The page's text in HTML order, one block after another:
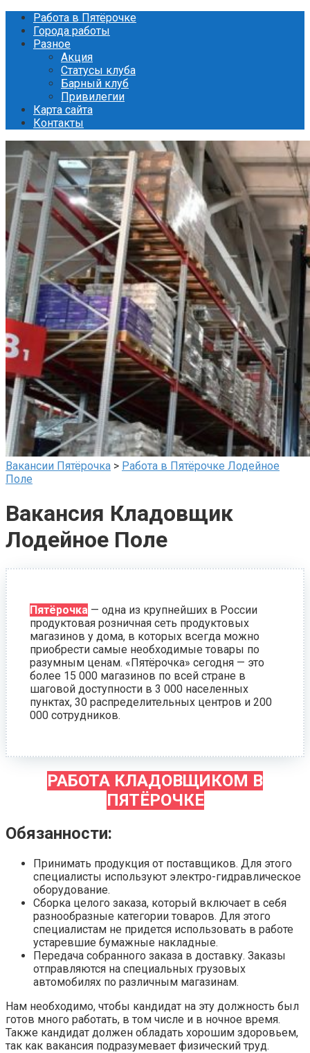
Перейти
контенту
Работа в Пятёрочке
Города работы
Разное
Акция
Статусы клуба
Барный клуб
Привилегии
Карта сайта
Контакты
Вакансии Пятёрочка > Работа в Пятёрочке Лодейное
Поле
Вакансия Кладовщик
Лодейное Поле
Пятёрочка — одна из крупнейших в России
продуктовая розничная сеть продуктовых
магазинов у дома, в которых всегда можно
приобрести самые необходимые товары по
разумным ценам. «Пятёрочка» сегодня — это
более 15 000 магазинов по всей стране в
шаговой доступности в 3 000 населенных
пунктах, 30 распределительных центров и 200
000 сотрудников.
РАБОТА КЛАДОВЩИКОМ В
ПЯТЁРОЧКЕ
Обязанности:
Принимать продукция от поставщиков. Для этого
специалисты используют электро-гидравлическое
оборудование.
Сборка целого заказа, который включает в себя
разнообразные категории товаров. Для этого
специалистам не придется использовать в работе
устаревшие бумажные накладные.
Передача собранного заказа в доставку. Заказы
отправляются на специальных грузовых
автомобилях по различным магазинам.
Нам необходимо, чтобы кандидат на эту должность был
готов много работать, в том числе и в ночное время.
Также кандидат должен обладать хорошим здоровьем,
так как вакансия подразумевает физический труд.